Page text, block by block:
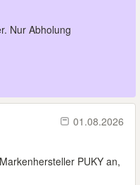
Nur Abholung
01.08.2026
PUKY an,